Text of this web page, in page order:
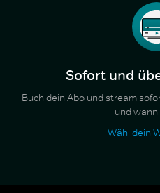
Sofort und
Buch dein Abo und stream
und
Wähl dein